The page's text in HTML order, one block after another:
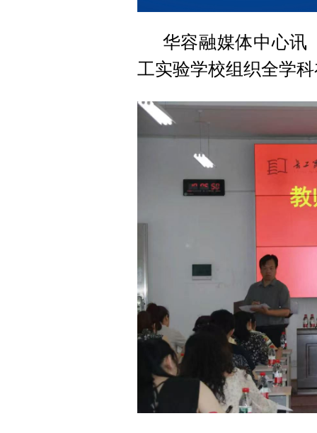
华容融媒体中心讯
工实验学校组织全学